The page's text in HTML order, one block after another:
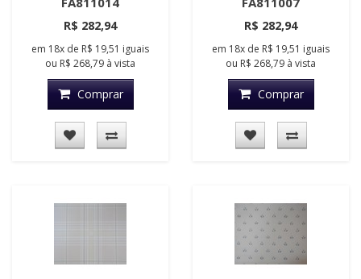
R$ 282,94
em 18x de R$ 19,51 iguais
ou R$ 268,79 à vista
Comprar
R$ 282,94
em 18x de R$ 19,51 iguais
ou R$ 268,79 à vista
Comprar